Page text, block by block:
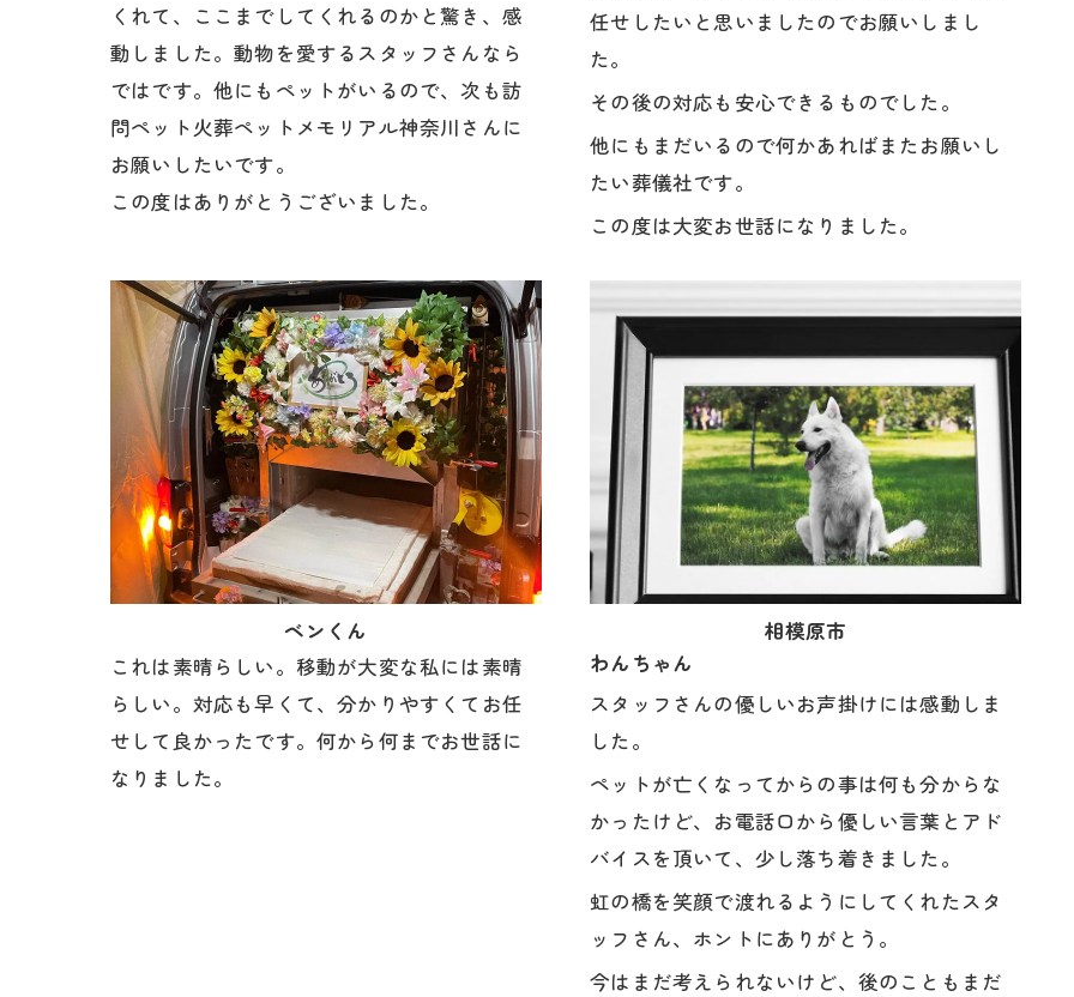
くれて、ここまでしてくれるのかと驚き、 感
動しました。動物を愛するスタッフさんなら
ではです。 他にもペットがいるので、次も訪
問ペット火葬ペットメモリアル神奈川さんに
お願いしたいです。
この度はありがとうございました。
任せしたいと思いましたのでお願いしまし
た。
その後の対応も安心できるものでした。
他にもまだいるので何かあればまたお願いし
たい葬儀社です。
この度は大変お世話になりました。
ベンくん
これは素晴らしい。移動が大変な私には素晴
らしい。対応も早くて、分かりやすくてお任
せして良かったです。何から何までお世話に
なりました。
相模原市
わんちゃん
スタッフさんの優しいお声掛けには感動しま
した。
ペットが亡くなってからの事は何も分からな
かったけど、お電話口から優しい言葉とアド
バイスを頂いて、少し落ち着きました。
虹の橋を笑顔で渡れるようにしてくれたスタ
ッフさん、ホントにありがとう。
今はまだ考えられないけど、後のこともまだ